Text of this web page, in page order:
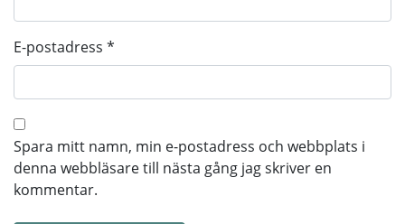
E-postadress *
Spara mitt namn, min e-postadress och webbplats i
denna webbläsare till nästa gång jag skriver en
kommentar.